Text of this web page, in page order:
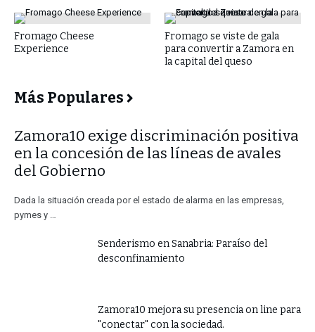
Fromago Cheese
Experience
Fromago se viste de gala
para convertir a Zamora en
la capital del queso
Más Populares
​Zamora10 exige discriminación positiva
en la concesión de las líneas de avales
del Gobierno
Dada la situación creada por el estado de alarma en las empresas,
pymes y …
Senderismo en Sanabria: Paraíso del
desconfinamiento
Zamora10 mejora su presencia on line para
"conectar" con la sociedad.